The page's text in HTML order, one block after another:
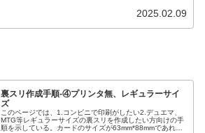
2025.02.09
裏スリ作成手順-④プリンタ無、レギュラーサイ
ズ
このページでは、1.コンビニで印刷がしたい2.デュエマ、
MTG等レギュラーサイズの裏スリを作成したい方向けの手
順を示している。カードのサイズが63mm*88mmであれば